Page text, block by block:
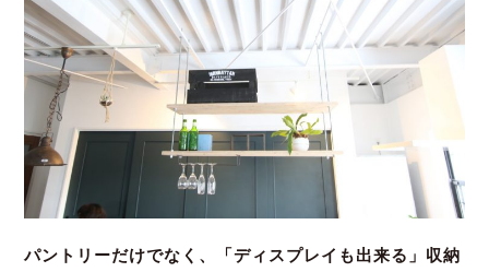
パントリーだけでなく、「ディスプレイも出来る」収納